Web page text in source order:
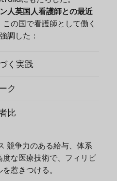
人英国人看護師との最近
の国で看護師として働く
調した：
く実践
ク
比
競争力のある給与、体系
な医療技術で、フィリピ
惹きつける。